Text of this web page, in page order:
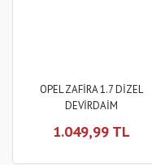
OPEL ZAFİRA 1.7 DİZEL
DEVİRDAİM
1.049,99 TL